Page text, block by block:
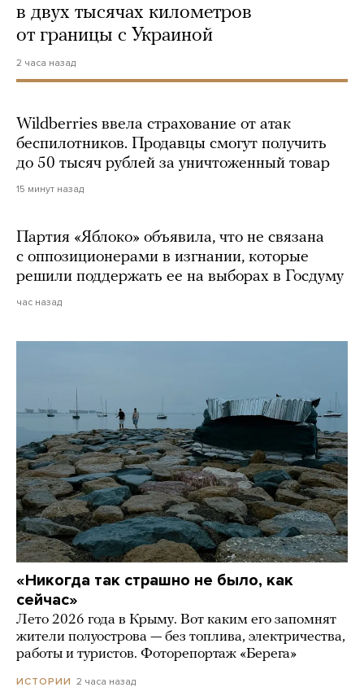
в двух тысячах километров
от границы с Украиной
2 часа назад
Wildberries ввела страхование от атак
беспилотников. Продавцы смогут получить
до 50 тысяч рублей за уничтоженный товар
15 минут назад
Партия «Яблоко» объявила, что не связана
с оппозиционерами в изгнании, которые
решили поддержать ее на выборах в Госдуму
час назад
«Никогда так страшно не было, как
сейчас»
Лето 2026 года в Крыму. Вот каким его запомнят
жители полуострова — без топлива, электричества,
работы и туристов. Фоторепортаж «Берега»
ИСТОРИИ 2 часа назад